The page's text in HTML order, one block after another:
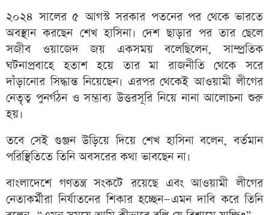
২০২৪ সালের ৫ আগস্ট সরকার পতনের পর থেকে ভারতে
অবস্থান করছেন শেখ হাসিনা। দেশ ছাড়ার পর তার ছেলে
সজীব ওয়াজেদ জয় একসময় বলেছিলেন, সাম্প্রতিক
ঘটনাপ্রবাহে হতাশ হয়ে তার মা রাজনীতি থেকে সরে
দাঁড়ানোর সিদ্ধান্ত নিয়েছেন। এরপর থেকেই আওয়ামী লীগের
নেতৃত্ব পুনর্গঠন ও সম্ভাব্য উত্তরসূরি নিয়ে নানা আলোচনা শুরু
হয়।
তবে সেই গুঞ্জন উড়িয়ে দিয়ে শেখ হাসিনা বলেন, বর্তমান
পরিস্থিতিতে তিনি অবসরের কথা ভাবছেন না।
বাংলাদেশে গণতন্ত্র সংকটে রয়েছে এবং আওয়ামী লীগের
নেতাকর্মীরা নির্যাতনের শিকার হচ্ছেন—এমন দাবি করে তিনি